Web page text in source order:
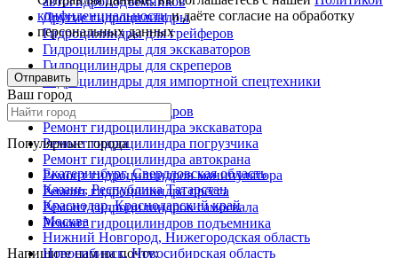
Другие гидроцилиндры
Гидроцилиндры для грейферов
Гидроцилиндры для экскаваторов
Гидроцилиндры для скреперов
Гидроцилиндры для импортной спецтехники
Ремонт гидроцилиндров
Ремонт гидроцилиндра экскаватора
Ремонт гидроцилиндра погрузчика
Ремонт гидроцилиндра автокрана
Ремонт гидроцилиндров манипулятора
Ремонт гидроцилиндра пресса
Ремонт гидроцилиндров самосвала
Ремонт гидроцилиндров подъемника
Напишите нам на почту:
конфиденциальностии даёте согласие на обработку
персональных данных
Отправить
Ваш город
Популярные города
Екатеринбург, Свердловская область
Казань, Республика Татарстан
Краснодар, Краснодарский край
Москва
Нижний Новгород, Нижегородская область
Новосибирск, Новосибирская область